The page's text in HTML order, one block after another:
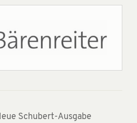
Schubert-Ausgabe